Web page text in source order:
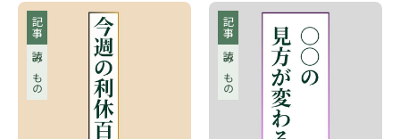
記事
読みもの
記事
読みもの